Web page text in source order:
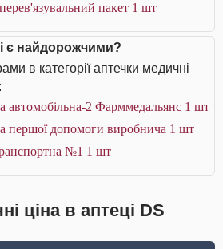
пакет 1 шт
є найдорожчими?
в категорії аптечки медичні
автомобільна-2 Фарммедальянс 1 шт
першої допомоги виробнича 1 шт
№1 1 шт
ціна в аптеці DS